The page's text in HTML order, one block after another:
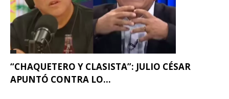
“CHAQUETERO Y CLASISTA”: JULIO CÉSAR
APUNTÓ CONTRA LO...